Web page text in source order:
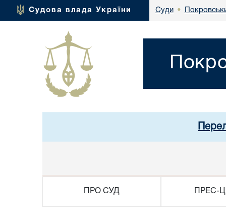
Судова влада України Суди •
ПРО СУД ПРЕС-